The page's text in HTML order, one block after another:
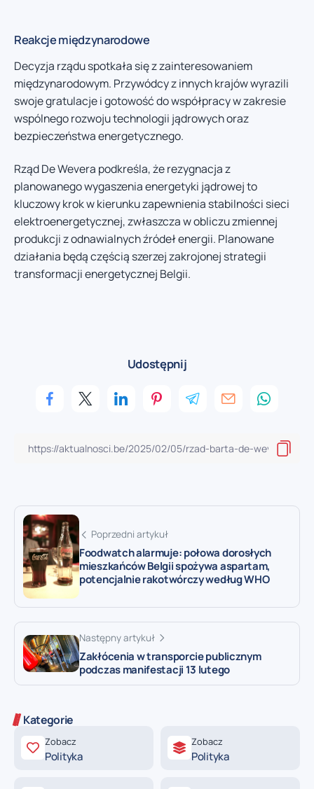
Reakcje międzynarodowe
Decyzja rządu spotkała się z zainteresowaniem
międzynarodowym. Przywódcy z innych krajów wyrazili
swoje gratulacje i gotowość do współpracy w zakresie
wspólnego rozwoju technologii jądrowych oraz
bezpieczeństwa energetycznego.
Rząd De Wevera podkreśla, że rezygnacja z
planowanego wygaszenia energetyki jądrowej to
kluczowy krok w kierunku zapewnienia stabilności sieci
elektroenergetycznej, zwłaszcza w obliczu zmiennej
produkcji z odnawialnych źródeł energii. Planowane
działania będą częścią szerzej zakrojonej strategii
transformacji energetycznej Belgii.
Udostępnij
Poprzedni artykuł
Foodwatch alarmuje: połowa dorosłych
mieszkańców Belgii spożywa aspartam,
potencjalnie rakotwórczy według WHO
Następny artykuł
Zakłócenia w transporcie publicznym
podczas manifestacji 13 lutego
Kategorie
Zobacz
Polityka
Zobacz
Polityka